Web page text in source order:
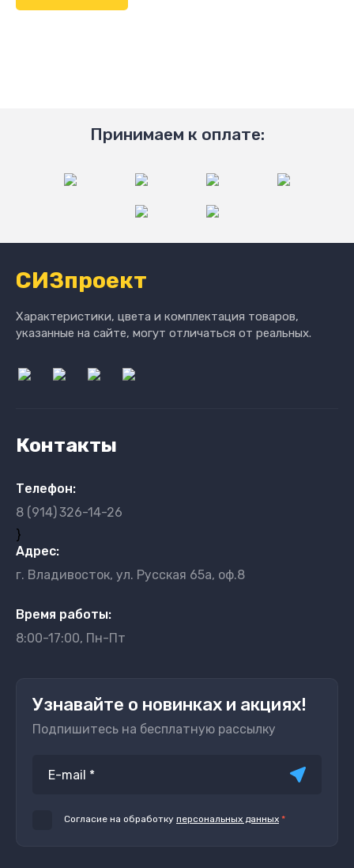
Принимаем к оплате:
СИЗпроект
Характеристики, цвета и комплектация товаров,
указанные на сайте, могут отличаться от реальных.
Контакты
Телефон:
8 (914)326-14-26
}
Адрес:
г. Владивосток, ул. Русская 65а, оф.8
Время работы:
8:00-17:00, Пн-Пт
Узнавайте о новинках и акциях!
Подпишитесь на бесплатную рассылку
Согласие на обработку персональных данных *